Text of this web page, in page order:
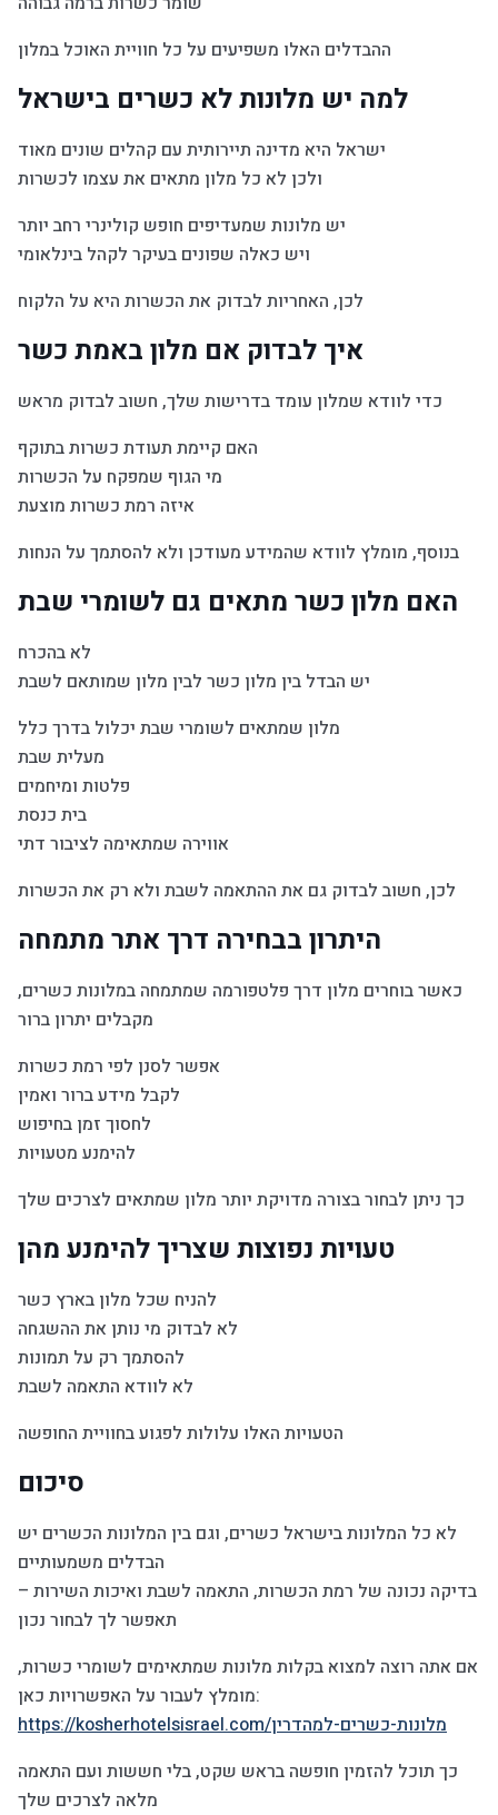
ההבדלים האלו משפיעים על כל חוויית האוכל במלון
למה יש מלונות לא כשרים בישראל
ישראל היא מדינה תיירותית עם קהלים שונים מאוד
ולכן לא כל מלון מתאים את עצמו לכשרות
יש מלונות שמעדיפים חופש קולינרי רחב יותר
ויש כאלה שפונים בעיקר לקהל בינלאומי
לכן, האחריות לבדוק את הכשרות היא על הלקוח
איך לבדוק אם מלון באמת כשר
כדי לוודא שמלון עומד בדרישות שלך, חשוב לבדוק מראש
האם קיימת תעודת כשרות בתוקף
מי הגוף שמפקח על הכשרות
איזה רמת כשרות מוצעת
בנוסף, מומלץ לוודא שהמידע מעודכן ולא להסתמך על הנחות
האם מלון כשר מתאים גם לשומרי שבת
לא בהכרח
יש הבדל בין מלון כשר לבין מלון שמותאם לשבת
מלון שמתאים לשומרי שבת יכלול בדרך כלל
מעלית שבת
פלטות ומיחמים
בית כנסת
אווירה שמתאימה לציבור דתי
לכן, חשוב לבדוק גם את ההתאמה לשבת ולא רק את הכשרות
היתרון בבחירה דרך אתר מתמחה
כאשר בוחרים מלון דרך פלטפורמה שמתמחה במלונות כשרים,
מקבלים יתרון ברור
אפשר לסנן לפי רמת כשרות
לקבל מידע ברור ואמין
לחסוך זמן בחיפוש
להימנע מטעויות
כך ניתן לבחור בצורה מדויקת יותר מלון שמתאים לצרכים שלך
טעויות נפוצות שצריך להימנע מהן
להניח שכל מלון בארץ כשר
לא לבדוק מי נותן את ההשגחה
להסתמך רק על תמונות
לא לוודא התאמה לשבת
הטעויות האלו עלולות לפגוע בחוויית החופשה
סיכום
לא כל המלונות בישראל כשרים, וגם בין המלונות הכשרים יש
הבדלים משמעותיים
בדיקה נכונה של רמת הכשרות, התאמה לשבת ואיכות השירות –
תאפשר לך לבחור נכון
אם אתה רוצה למצוא בקלות מלונות שמתאימים לשומרי כשרות,
מומלץ לעבור על האפשרויות כאן:
https://kosherhotelsisrael.com/מלונות-כשרים-למהדרין
כך תוכל להזמין חופשה בראש שקט, בלי חששות ועם התאמה
מלאה לצרכים שלך